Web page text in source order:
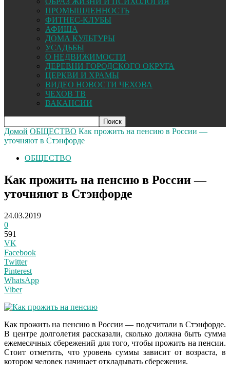
ПРОМЫШЛЕННОСТЬ
ФИТНЕС-КЛУБЫ
АФИША
ДОМА КУЛЬТУРЫ
УСАДЬБЫ
О НЕДВИЖИМОСТИ
ДЕРЕВНИ ГОРОДСКОГО ОКРУГА
ЦЕРКВИ И ХРАМЫ
ВИДЕО НОВОСТИ ЧЕХОВА
ЧЕХОВ ТВ
ВАКАНСИИ
Домой ОБЩЕСТВО Как прожить на пенсию в России —
уточняют в Стэнфорде
ОБЩЕСТВО
Как прожить на пенсию в России —
уточняют в Стэнфорде
24.03.2019
0
591
VK
Facebook
Twitter
Pinterest
WhatsApp
Viber
Как прожить на пенсию в России — подсчитали в Стэнфорде.
В центре долголетия рассказали, сколько должна быть сумма
ежемесячных сбережений для того, чтобы прожить на пенсии.
Стоит отметить, что уровень суммы зависит от возраста, в
котором человек начинает откладывать сбережения.